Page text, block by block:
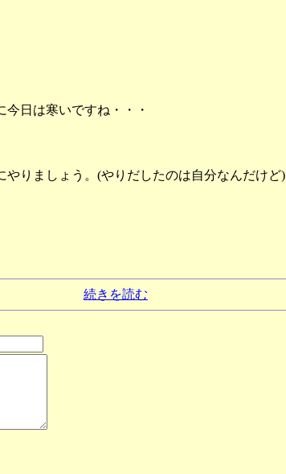
日は寒いですね・・・
りましょう。(やりだしたのは自分なんだけど)
続きを読む